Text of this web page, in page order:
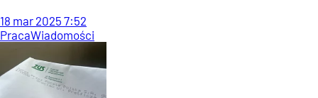
18 mar 2025 7:52
PracaWiadomości